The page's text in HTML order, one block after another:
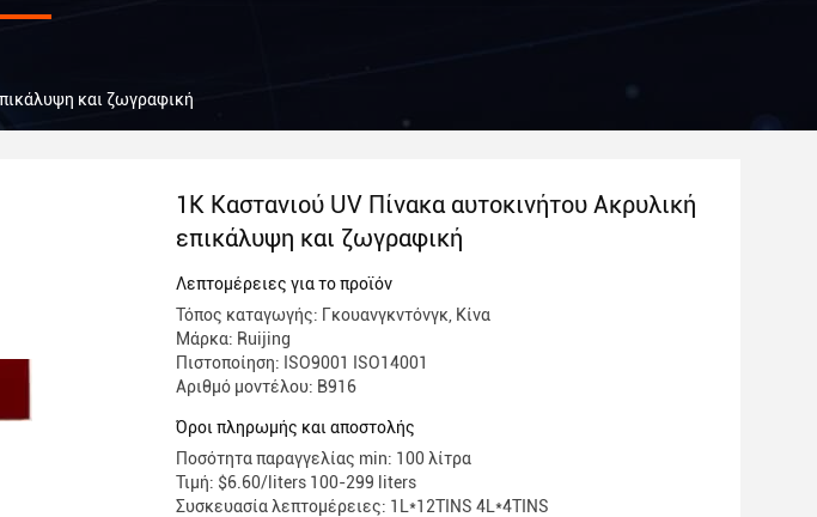
και ζωγραφική
1K Καστανιού UV Πίνακα αυτοκινήτου Ακρυλική
επικάλυψη και ζωγραφική
Λεπτομέρειες για το προϊόν
Τόπος καταγωγής: Γκουανγκντόνγκ, Κίνα
Μάρκα: Ruijing
Πιστοποίηση: ISO9001 ISO14001
Αριθμό μοντέλου: Β916
Όροι πληρωμής και αποστολής
Ποσότητα παραγγελίας min: 100 λίτρα
Τιμή: $6.60/liters 100-299 liters
Συσκευασία λεπτομέρειες: 1L*12TINS 4L*4TINS